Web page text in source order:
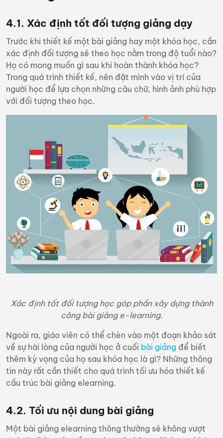
4.1. Xác định tốt đối tượng giảng dạy
Trước khi thiết kế một bài giảng hay một khóa học, cần
xác định đối tượng sẽ theo học nằm trong độ tuổi nào?
Họ có mong muốn gì sau khi hoàn thành khóa học?
Trong quá trình thiết kế, nên đặt mình vào vị trí của
người học để lựa chọn những câu chữ, hình ảnh phù hợp
với đối tượng theo học.
Xác định tốt đối tượng học góp phần xây dựng thành
công bài giảng e-learning.
Ngoài ra, giáo viên có thể chèn vào một đoạn khảo sát
về sự hài lòng của người học ở cuối bài giảng để biết
thêm kỳ vọng của họ sau khóa học là gì? Những thông
tin này rất cần thiết cho quá trình tối ưu hóa thiết kế
cấu trúc bài giảng elearning.
4.2. Tối ưu nội dung bài giảng
Một bài giảng elearning thông thường sẽ không vượt